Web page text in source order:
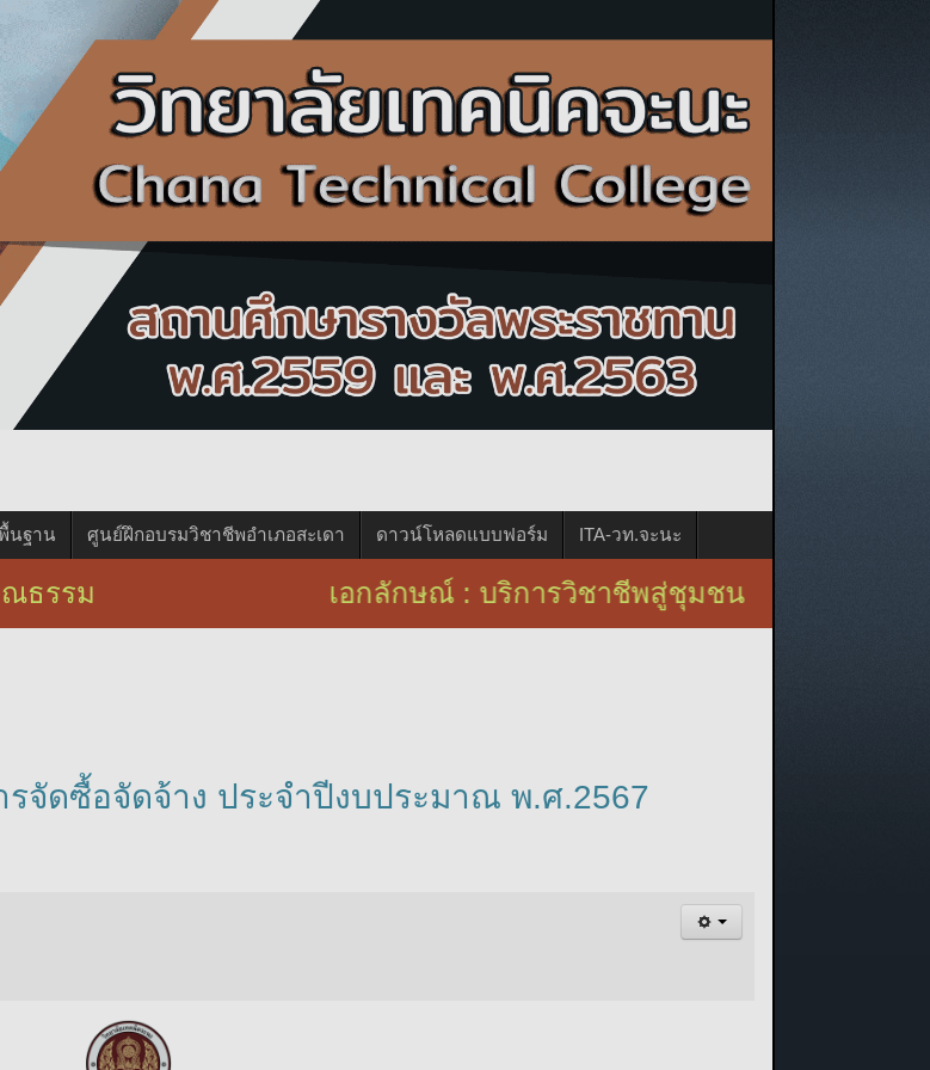
นฐาน ศูนย์ฝึกอบรมวิชาชีพอำเภอสะเดา ดาวน์โหลดแบบฟอร์ม ITA-วท.จะนะ
คุณธรรม เอกลักษณ์ : บริการวิชาชีพสู่ชุมชน
จัดซื้อจัดจ้าง ประจำปีงบประมาณ พ.ศ.2567